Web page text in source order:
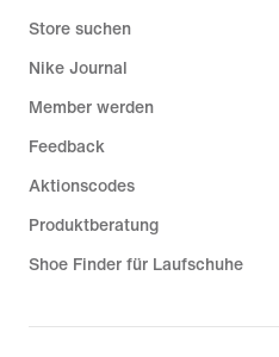
Store suchen
Nike Journal
Member werden
Feedback
Aktionscodes
Produktberatung
Shoe Finder für Laufschuhe